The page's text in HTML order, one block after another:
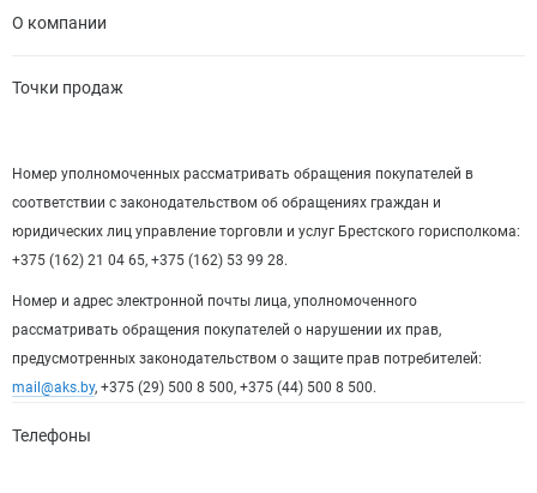
О компании
Точки продаж
Номер уполномоченных рассматривать обращения покупателей в
соответствии с законодательством об обращениях граждан и
юридических лиц управление торговли и услуг Брестского горисполкома:
+375 (162) 21 04 65, +375 (162) 53 99 28.
Номер и адрес электронной почты лица, уполномоченного
рассматривать обращения покупателей о нарушении их прав,
предусмотренных законодательством о защите прав потребителей:
mail@aks.by, +375 (29) 500 8 500, +375 (44) 500 8 500.
Телефоны